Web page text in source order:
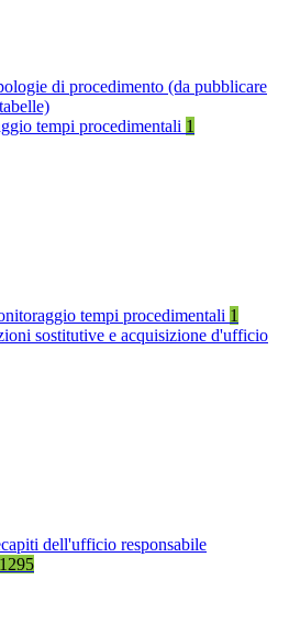
di procedimento (da pubblicare
tempi procedimentali 1
tempi procedimentali 1
sostitutive e acquisizione d'ufficio
dell'ufficio responsabile
1295